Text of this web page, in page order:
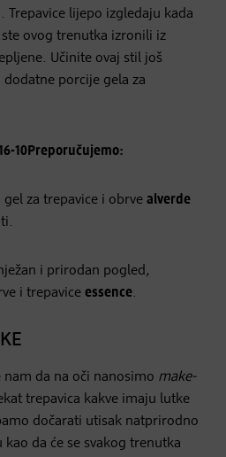
Trepavice lijepo izgledaju kada
ovog trenutka izronili iz
Učinite ovaj stil još
porcije gela za
Preporučujemo:
gel za trepavice i obrve alverde
i prirodan pogled,
i trepavice essence.
da na oči nanosimo make-
trepavica kakve imaju lutke
dočarati utisak natprirodno
da će se svakog trenutka